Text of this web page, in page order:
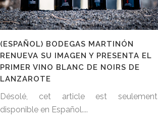
(ESPAÑOL) BODEGAS MARTINÓN
RENUEVA SU IMAGEN Y PRESENTA EL
PRIMER VINO BLANC DE NOIRS DE
LANZAROTE
Désolé, cet article est seulement
disponible en Español....